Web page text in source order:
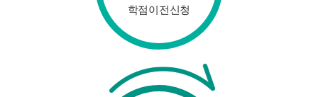
학점이전신청